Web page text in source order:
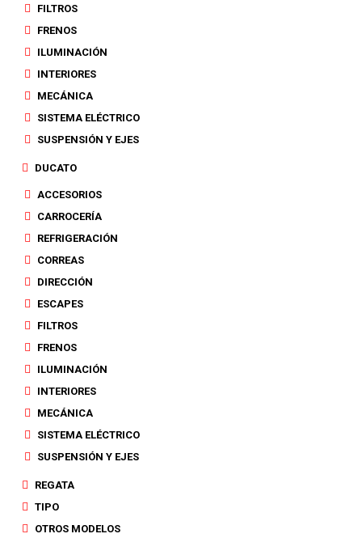
FILTROS
FRENOS
ILUMINACIÓN
INTERIORES
MECÁNICA
SISTEMA ELÉCTRICO
SUSPENSIÓN Y EJES
DUCATO
ACCESORIOS
CARROCERÍA
REFRIGERACIÓN
CORREAS
DIRECCIÓN
ESCAPES
FILTROS
FRENOS
ILUMINACIÓN
INTERIORES
MECÁNICA
SISTEMA ELÉCTRICO
SUSPENSIÓN Y EJES
REGATA
TIPO
OTROS MODELOS